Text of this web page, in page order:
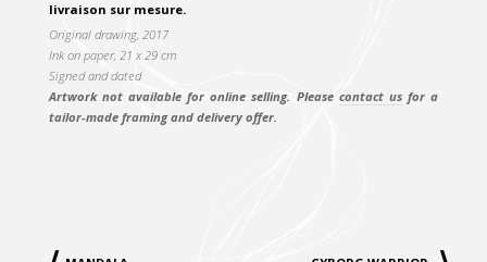
livraison sur mesure.
Original drawing, 2017
Ink on paper, 21 x 29 cm
Signed and dated
Artwork not available for online selling. Please contact usfor a
tailor-made framing and delivery offer.